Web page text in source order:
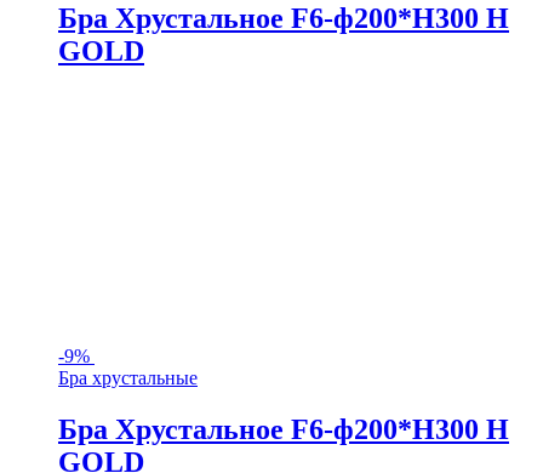
Бра Хрустальное F6-ф200*H300 H
GOLD
-9%
Бра хрустальные
Бра Хрустальное F6-ф200*H300 H
GOLD